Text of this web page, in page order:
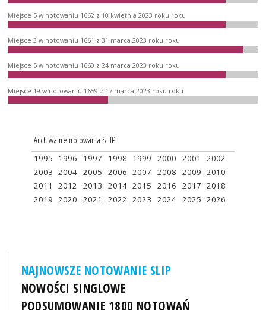
Miejsce 5 w notowaniu 1662 z 10 kwietnia 2023 roku roku
Miejsce 3 w notowaniu 1661 z 31 marca 2023 roku roku
Miejsce 5 w notowaniu 1660 z 24 marca 2023 roku roku
Miejsce 19 w notowaniu 1659 z 17 marca 2023 roku roku
Archiwalne notowania SLIP
1995 1996 1997 1998 1999 2000 2001
2002
2003 2004 2005 2006 2007 2008 2009 2010
2011
2012 2013 2014 2015 2016 2017 2018
2019 2020 2021 2022 2023 2024 2025 2026
NAJNOWSZE NOTOWANIE SLIP
NOWOŚCI SINGLOWE
PODSUMOWANIE 1800 NOTOWAŃ